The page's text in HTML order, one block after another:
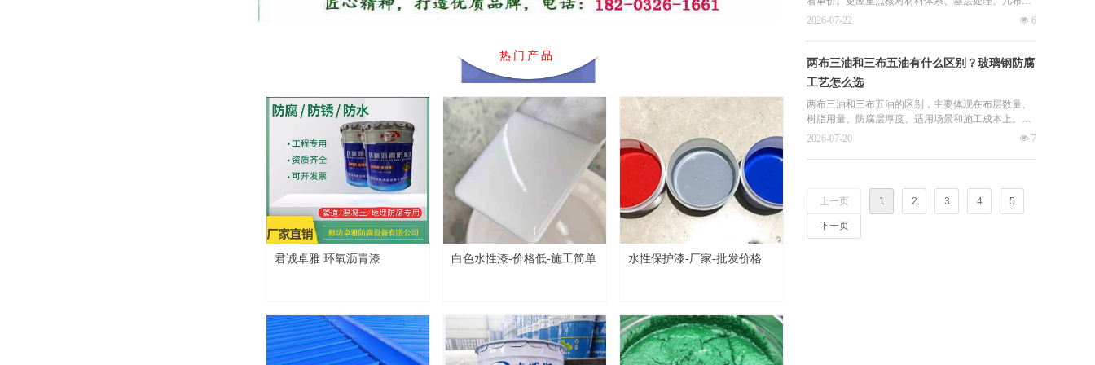
君诚卓雅 环氧沥青漆 白色水性漆-价格低-施工简单 水性保护漆-厂家-批发价格
等。结合君诚卓雅过往项目经验，污水池防腐施工周
油工艺、节点加强和固化验收。
结合君诚卓雅玻璃钢防腐相关项目经验，防腐工程选
择方案时，应优先判断报价是否完整、材料是否匹配
现场、施工细节是否清楚，避免因低价造成后期维修
成本增加。
넶 6
2026-07-22
两布三油和三布五油有什么区别？玻璃钢防腐
工艺怎么选
两布三油和三布五油的区别，主要体现在布层数量、
树脂用量、防腐层厚度、适用场景和施工成本上。工
艺选择不能只看名称，而要结合腐蚀介质、基层状
是否适合现场、基层处理是否到位、铺布浸润是否充
分、节点是否加强，而不是只比较“两布三油”和“三布
五油”的价格差异。
넶 7
2026-07-20
上一页 1 2 3 4 5
下一页
热门产品